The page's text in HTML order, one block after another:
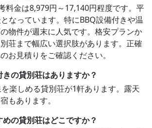
料金は8,979円～17,140円程度です。平
なっています。特にBBQ設備付きや温
物件が週末に人気です。格安プランか
荘まで幅広い選択肢があります。正確
お見積りをご確認ください。
の貸別荘はありますか？
楽しめる貸別荘が1軒あります。露天
もあります。
の貸別荘はどこですか？